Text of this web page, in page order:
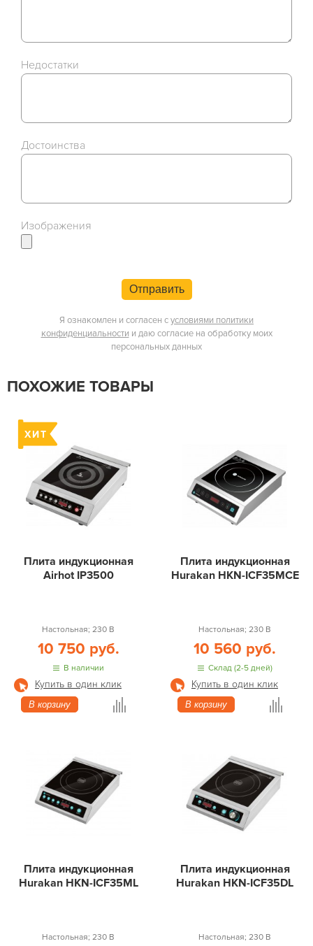
Недостатки
Достоинства
Изображения
Отправить
Я ознакомлен и согласен сусловиями политики
конфиденциальности и даю согласие на обработку моих
персональных данных
ПОХОЖИЕ ТОВАРЫ
Плита индукционная
Airhot IP3500
Настольная; 230 В
10 750 руб.
В наличии
Купить в один клик
В корзину
Плита индукционная
Hurakan HKN-ICF35MCE
Настольная; 230 В
10 560 руб.
Склад (2-5 дней)
Купить в один клик
В корзину
Плита индукционная
Hurakan HKN-ICF35ML
Настольная; 230 В
Плита индукционная
Hurakan HKN-ICF35DL
Настольная; 230 В